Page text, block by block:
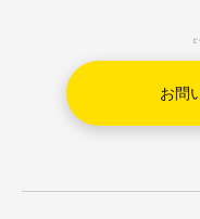
ど
お問